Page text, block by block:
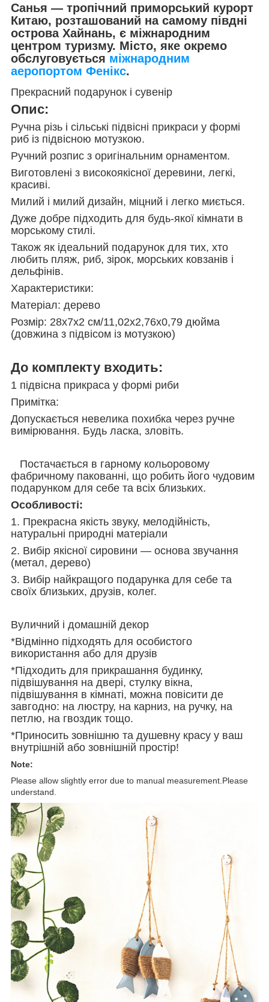
Санья — тропічний приморський курорт
Китаю, розташований на самому півдні
острова Хайнань, є міжнародним
центром туризму. Місто, яке окремо
обслуговується міжнародним
аеропортом Фенікс.
Прекрасний подарунок і сувенір
Опис:
Ручна різь і сільські підвісні прикраси у формі
риб із підвісною мотузкою.
Ручний розпис з оригінальним орнаментом.
Виготовлені з високоякісної деревини, легкі,
красиві.
Милий і милий дизайн, міцний і легко миється.
Дуже добре підходить для будь-якої кімнати в
морському стилі.
Також як ідеальний подарунок для тих, хто
любить пляж, риб, зірок, морських ковзанів і
дельфінів.
Характеристики:
Матеріал: дерево
Розмір: 28x7x2 см/11,02x2,76x0,79 дюйма
(довжина з підвісом із мотузкою)
До комплекту входить:
1 підвісна прикраса у формі риби
Примітка:
Допускається невелика похибка через ручне
вимірювання. Будь ласка, зловіть.
Постачається в гарному кольоровому
фабричному пакованні, що робить його чудовим
подарунком для себе та всіх близьких.
Особливості:
1. Прекрасна якість звуку, мелодійність,
натуральні природні матеріали
2. Вибір якісної сировини — основа звучання
(метал, дерево)
3. Вибір найкращого подарунка для себе та
своїх близьких, друзів, колег.
Вуличний і домашній декор
*Відмінно підходять для особистого
використання або для друзів
*Підходить для прикрашання будинку,
підвішування на двері, стулку вікна,
підвішування в кімнаті, можна повісити де
завгодно: на люстру, на карниз, на ручку, на
петлю, на гвоздик тощо.
*Приносить зовнішню та душевну красу у ваш
внутрішній або зовнішній простір!
Note:
Please allow slightly error due to manual measurement.Please
understand.